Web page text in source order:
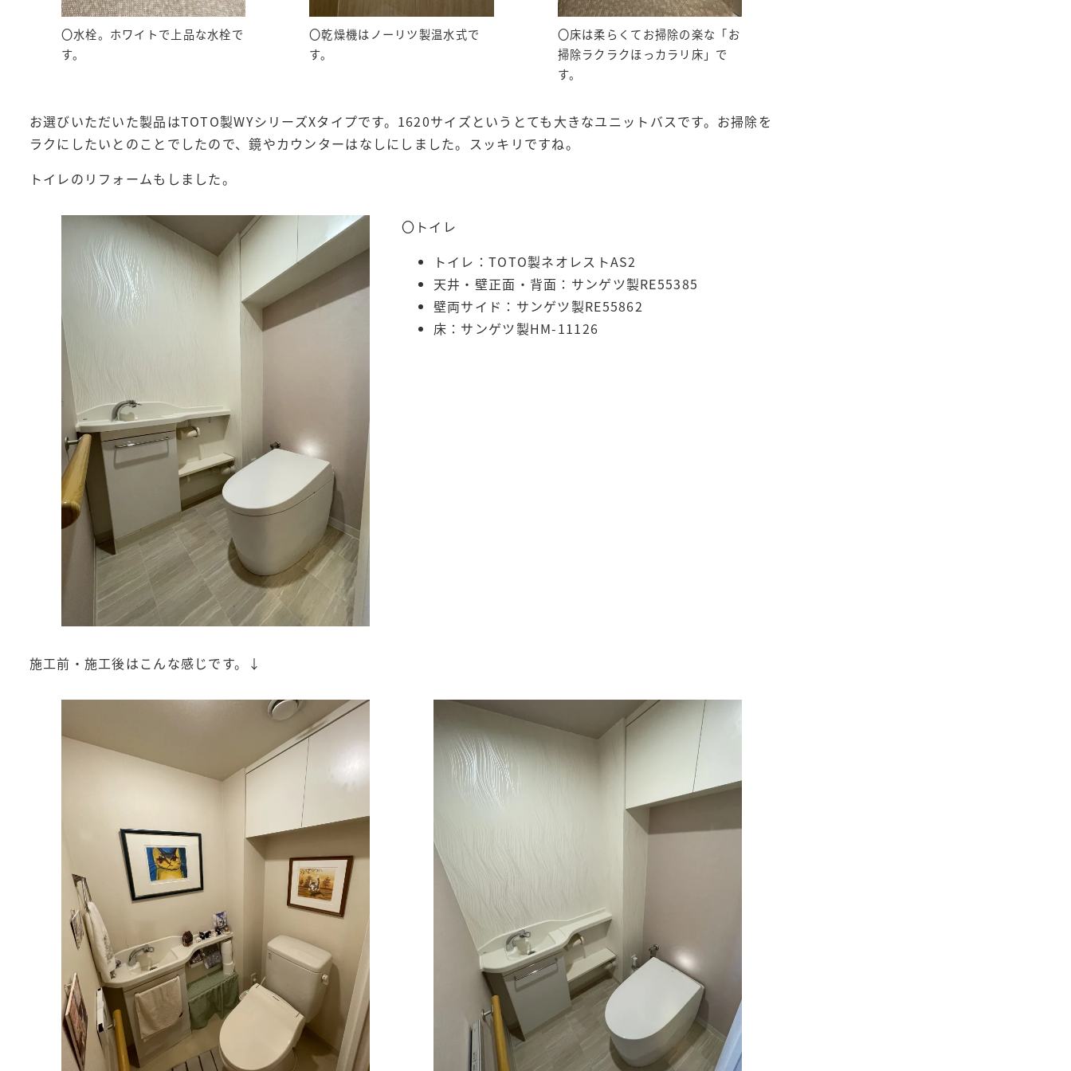
〇水栓。ホワイトで上品な水栓で
す。
〇乾燥機はノーリツ製温水式で
す。
〇床は柔らくてお掃除の楽な「お
掃除ラクラクほっカラリ床」で
す。
お選びいただいた製品はTOTO製WYシリーズXタイプです。1620サイズというとても大きなユニットバスです。お掃除を
ラクにしたいとのことでしたので、鏡やカウンターはなしにしました。スッキリですね。
トイレのリフォームもしました。
〇トイレ
トイレ：TOTO製ネオレストAS2
天井・壁正面・背面：サンゲツ製RE55385
壁両サイド：サンゲツ製RE55862
床：サンゲツ製HM-11126
施工前・施工後はこんな感じです。↓